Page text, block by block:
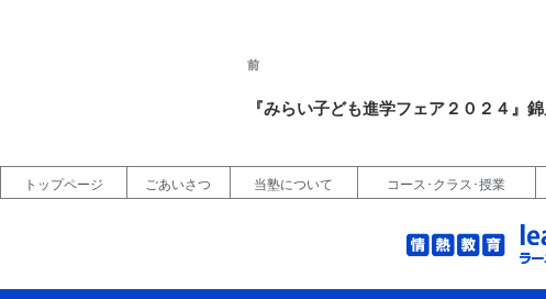
前
『みらい子ども進学フェア２０２４』
トップページ ごあいさつ 当塾について コース･クラス･授業